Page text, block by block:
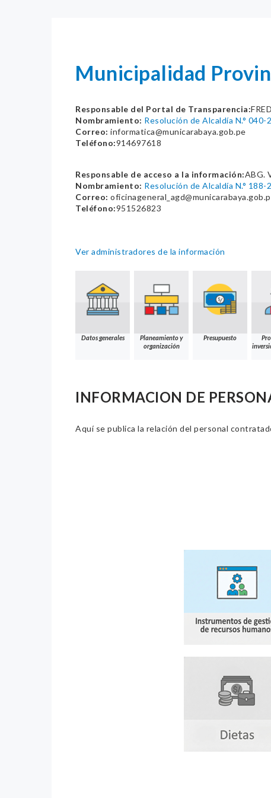
Municipalidad
Responsable del Portal de Transparencia:
Nombramiento: Resolución de Alcaldía N.° 040-
Correo: informatica@municarabaya.gob.pe
Teléfono:914697618
Responsable de acceso a la información:ABG.
Nombramiento: Resolución de Alcaldía N.° 188-
Correo:
Teléfono:951526823
Ver administradores de la información
Datos generales
Planeamiento y
organización
Presupuesto
INFORMACION DE
Aquí se publica la relación del personal